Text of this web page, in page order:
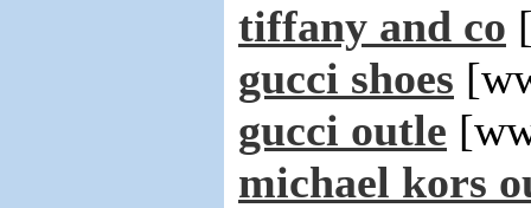
tiffany and co
gucci shoes
gucci outle
michael kors